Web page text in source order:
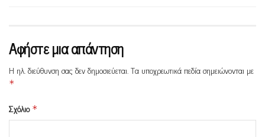
Αφήστε μια απάντηση
Η ηλ. διεύθυνση σας δεν δημοσιεύεται.Τα υποχρεωτικά πεδία σημειώνονται με
*
Σχόλιο *